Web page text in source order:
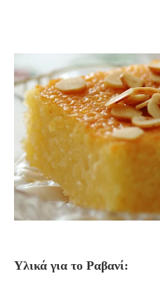
Υλικά για το Ραβανί: